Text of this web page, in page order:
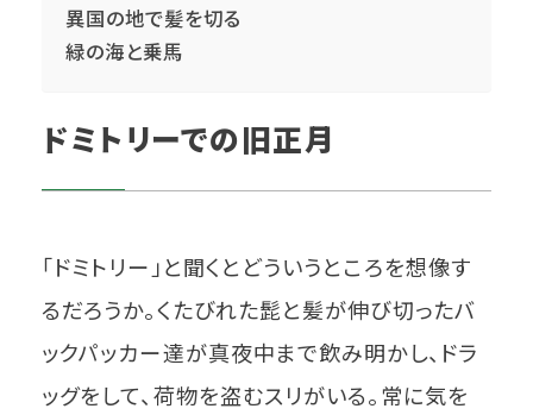
異国の地で髪を切る
緑の海と乗馬
ドミトリーでの旧正月
「ドミトリー」と聞くとどういうところを想像す
るだろうか。くたびれた髭と髪が伸び切ったバ
ックパッカー達が真夜中まで飲み明かし、ドラ
ッグをして、荷物を盗むスリがいる。常に気を